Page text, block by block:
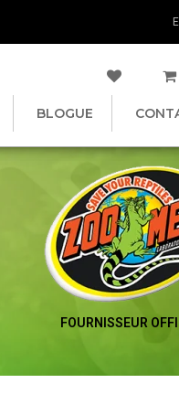
BLOGUE
FOURNISSEUR